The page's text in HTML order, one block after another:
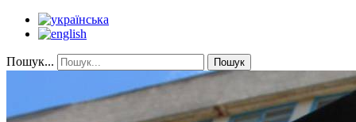
Пошук... Пошук